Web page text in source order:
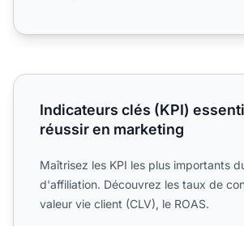
Indicateurs clés (KPI) essentiels pour
Indicateurs clés (KPI)
réussir en marketing
Maîtrisez les KPI les plus importants
d'affiliation. Découvrez les taux de
valeur vie client (CLV), le ROAS.